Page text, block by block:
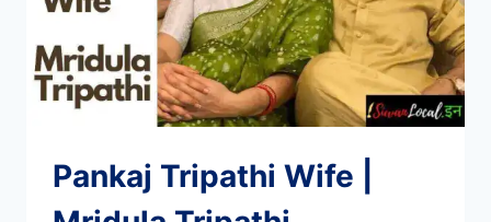
Pankaj Tripathi Wife |